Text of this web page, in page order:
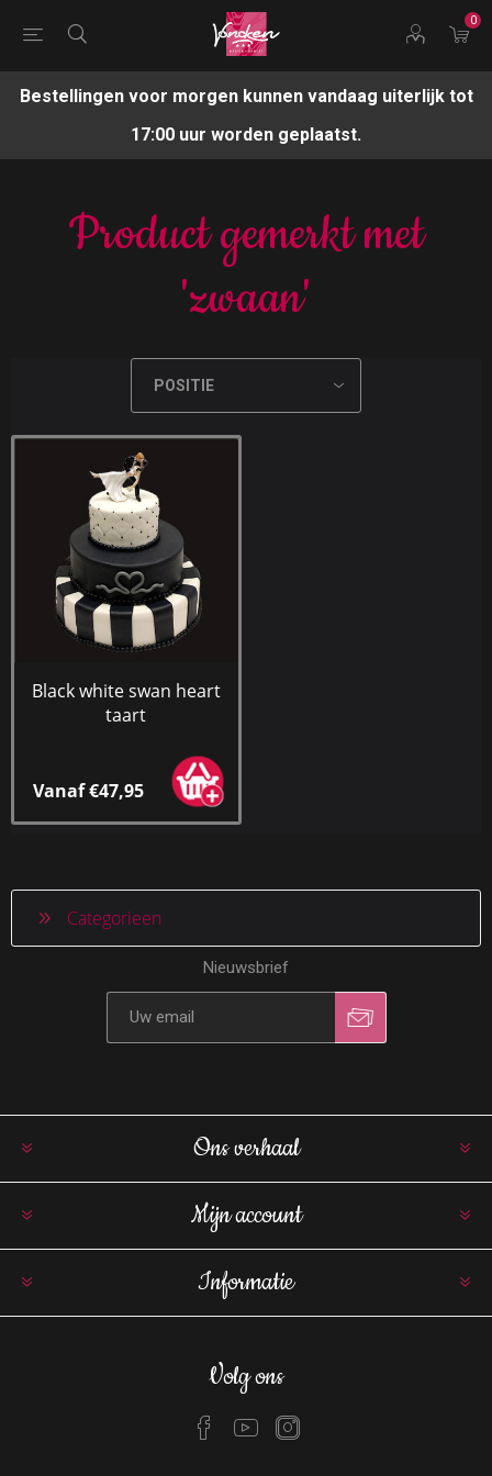
0
Bestellingen voor morgen kunnen vandaag uiterlijk tot
17:00 uur worden geplaatst.
Product gemerkt met
'zwaan'
Black white swan heart
taart
Vanaf €47,95
Categorieen
Nieuwsbrief
Ons verhaal
Mijn account
Informatie
Volg ons